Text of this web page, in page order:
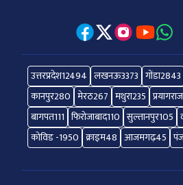
उत्तरप्रदेश12494 लखनऊ3373 गोंडा2843
कानपुर280 मेरठ267 मथुरा235 प्रयागराज
बागपत111 फिरोजाबाद110 सुल्तानपुर105
कोविड -1950 क्राइम48 आजमगढ़45